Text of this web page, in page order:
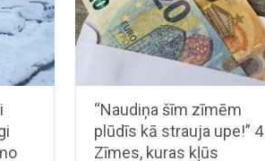
“Naudiņa šīm zīmēm
plūdīs kā strauja upe!” 4
Zīmes, kuras kļūs